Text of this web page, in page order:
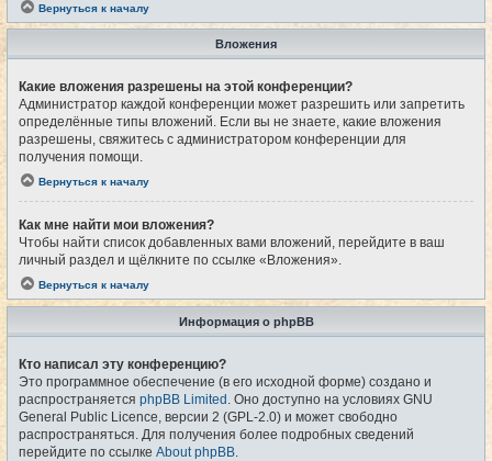
Вернуться к началу
Вложения
Какие вложения разрешены на этой конференции?
Администратор каждой конференции может разрешить или запретить
определённые типы вложений. Если вы не знаете, какие вложения
разрешены, свяжитесь с администратором конференции для
получения помощи.
Вернуться к началу
Как мне найти мои вложения?
Чтобы найти список добавленных вами вложений, перейдите в ваш
личный раздел и щёлкните по ссылке «Вложения».
Вернуться к началу
Информация о phpBB
Кто написал эту конференцию?
Это программное обеспечение (в его исходной форме) создано и
распространяется phpBB Limited . Оно доступно на условиях GNU
General Public Licence, версии 2 (GPL-2.0) и может свободно
распространяться. Для получения более подробных сведений
перейдите по ссылке About phpBB